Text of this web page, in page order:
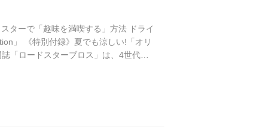
ターで「趣味を満喫する」方法 ドライ
」 《特別付録》夏でも涼しい!「オリ
「ロードスターブロス」は、4世代す